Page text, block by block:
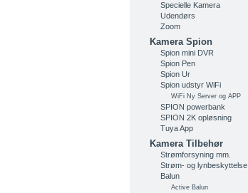
Specielle Kamera
Udendørs
Zoom
Kamera Spion
Spion mini DVR
Spion Pen
Spion Ur
Spion udstyr WiFi
WiFi Ny Server og APP
SPION powerbank
SPION 2K opløsning
Tuya App
Kamera Tilbehør
Strømforsyning mm.
Strøm- og lynbeskyttelse.
Balun
Active Balun